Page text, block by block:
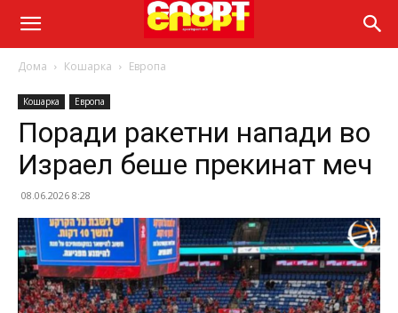
Дома Кошарка Европа
Кошарка Европа
Поради ракетни напади во
Израел беше прекинат меч
08.06.2026 8:28